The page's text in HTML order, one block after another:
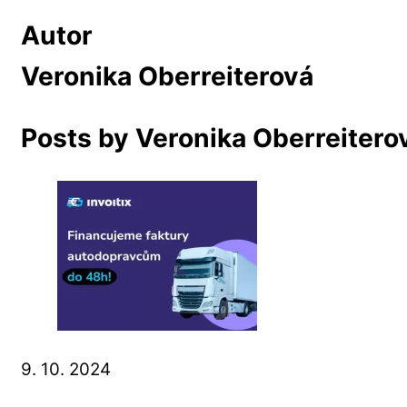
Autor
Veronika Oberreiterová
Posts by Veronika
9. 10. 2024